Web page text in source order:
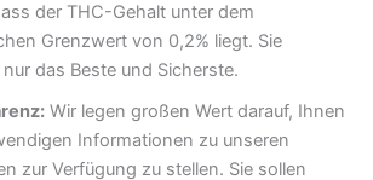
der THC-Gehalt unter dem
Grenzwert von 0,2% liegt. Sie
das Beste und Sicherste.
Wir legen großen Wert darauf, Ihnen
Informationen zu unseren
zur Verfügung zu stellen. Sie sollen